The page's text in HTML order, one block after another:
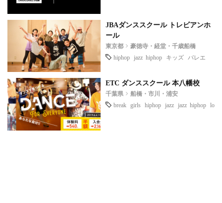
JBAダンススクール トレビアンホ
ール
東京都 豪徳寺・経堂・千歳船橋
hiphop jazz hiphop キッズ バレエ
ETC ダンススクール 本八幡校
千葉県 船橋・市川・浦安
break girls hiphop jazz jazz hiphop lock